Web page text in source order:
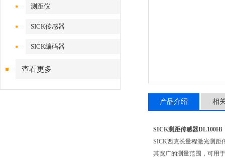
测距仪
SICK传感器
SICK编码器
查看更多
产品介绍 相
SICK测距传感器DL100Hi
SICK西克长量程激光测距
其宽广的测量范围，可用